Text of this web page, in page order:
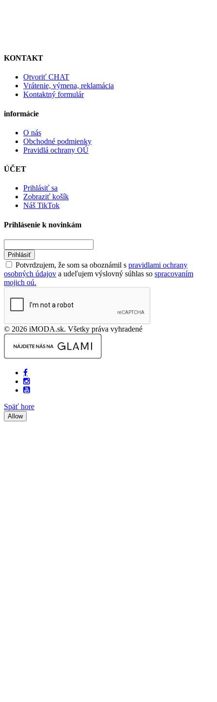
KONTAKT
Otvoriť CHAT
Vrátenie, výmena, reklamácia
Kontaktný formulár
informácie
O nás
Obchodné podmienky
Pravidlá ochrany OÚ
ÚČET
Prihlásiť sa
Zobraziť košík
Náš TikTok
Prihlásenie k novinkám
Prihlásiť
Potvrdzujem, že som sa oboznámil s pravidlami ochrany
osobných údajov a udeľujem výslovný súhlas so spracovaním
mojich oú.
© 2026 iMODA.sk. Všetky práva vyhradené
Späť hore
Allow